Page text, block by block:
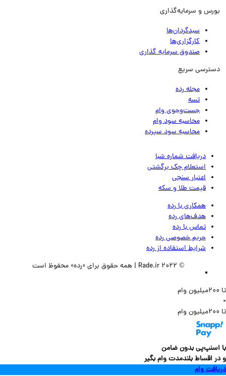
و سرمایه‌گذاری
سبدگردان‌ها
کارگزاری‌ها
صندوق سرمایه گذاری
سریع
مجله رده
تسه
جست‌وجوی وام
محاسبه سود وام
محاسبه سود سپرده
دریافت شماره شبا
استعلام چک برگشتی
اعتبار سنجی
قیمت طلا و سکه
همکاری با رده
هدف‌های رده
تماس‌ با‌ رده
حریم خصوصی رده
شرایط استفاده از رده
بدون ضامن
بلندمدت وام بگیر
وام